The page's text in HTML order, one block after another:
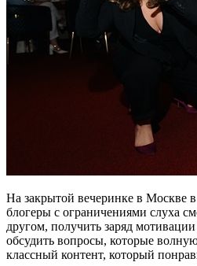
На закрытой вечеринке в Москве
блогеры с ограничениями слуха
другом, получить заряд
обсудить вопросы, которые
классный контент, который